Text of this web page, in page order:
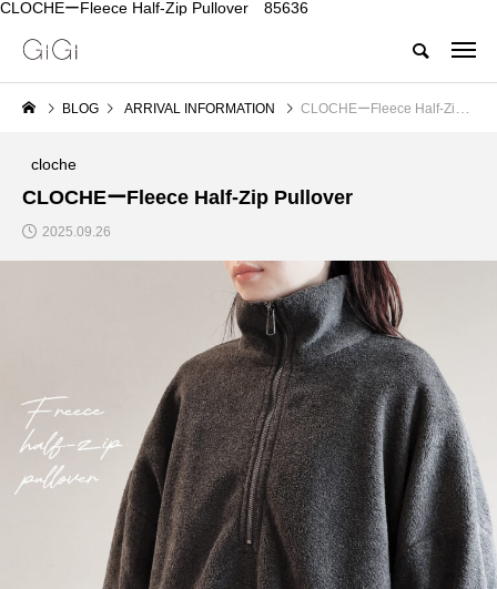
CLOCHEーFleece Half-Zip Pullover 85636
BLOG ARRIVAL INFORMATION CLOCHEーFleece Half-Zip Pullover
cloche
CLOCHEーFleece Half-Zip Pullover
2025.09.26